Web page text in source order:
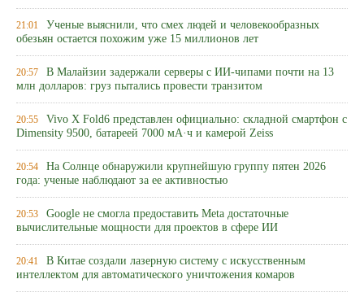
21:01 Ученые выяснили, что смех людей и человекообразных
обезьян остается похожим уже 15 миллионов лет
20:57 В Малайзии задержали серверы с ИИ-чипами почти на 13
млн долларов: груз пытались провести транзитом
20:55 Vivo X Fold6 представлен официально: складной смартфон с
Dimensity 9500, батареей 7000 мА·ч и камерой Zeiss
20:54 На Солнце обнаружили крупнейшую группу пятен 2026
года: ученые наблюдают за ее активностью
20:53 Google не смогла предоставить Meta достаточные
вычислительные мощности для проектов в сфере ИИ
20:41 В Китае создали лазерную систему с искусственным
интеллектом для автоматического уничтожения комаров